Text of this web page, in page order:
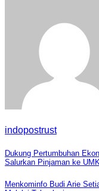
indopostrust
Navigasi
Dukung Pertumbuhan
Salurkan Pinjaman ke
Menkominfo Budi Arie